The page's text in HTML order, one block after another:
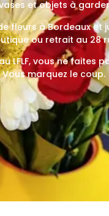
et objets à
fleurs à Bordeaux et
ou retrait au 28
LFLF, vous ne faites
Vous marquez le coup.